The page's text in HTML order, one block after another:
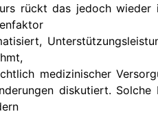
rückt das jedoch wieder
medizinischer
diskutiert.